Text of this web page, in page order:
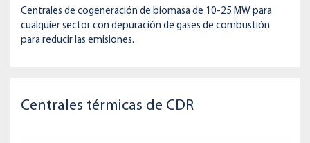
Centrales de cogeneración de biomasa de 10-25 MW para
cualquier sector con depuración de gases de combustión
para reducir las emisiones.
Centrales térmicas de CDR